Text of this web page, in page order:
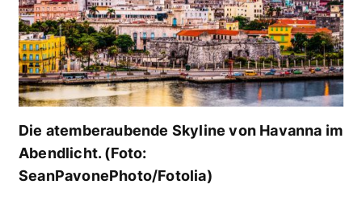
Die atemberaubende Skyline von Havanna im
Abendlicht. (Foto:
SeanPavonePhoto/Fotolia)